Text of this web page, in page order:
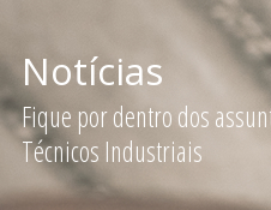
Notícias
Fique por dentro dos
Técnicos Industriais